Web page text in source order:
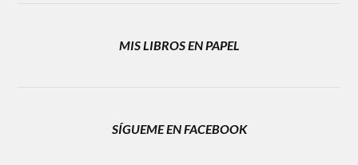
MIS LIBROS EN PAPEL
SÍGUEME EN FACEBOOK